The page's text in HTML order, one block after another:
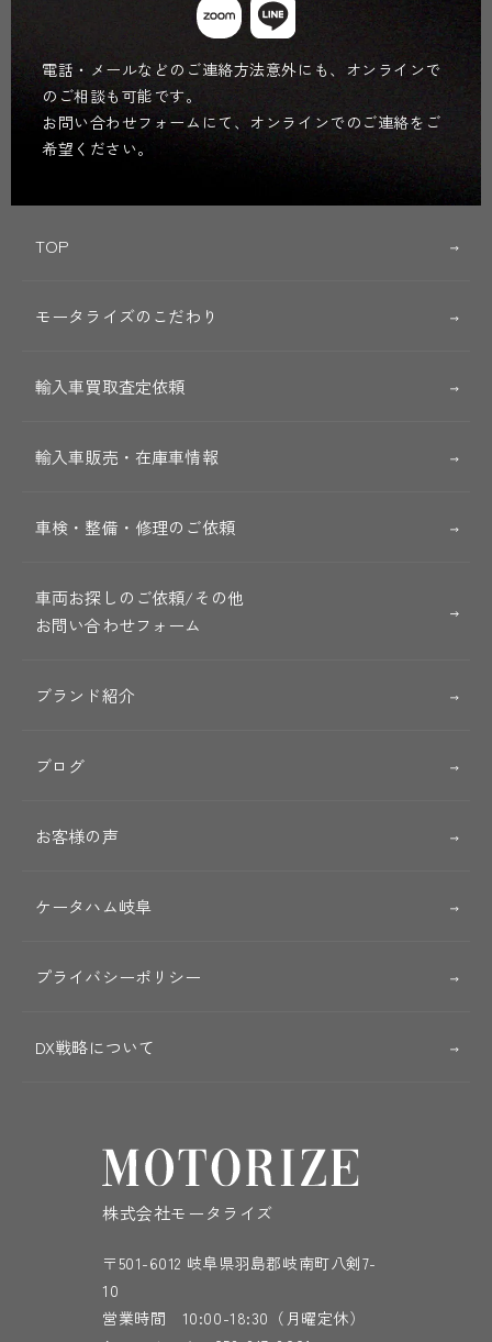
電話・メールなどのご連絡方法意外にも、オンラインで
のご相談も可能です。
お問い合わせフォームにて、オンラインでのご連絡をご
希望ください。
TOP
モータライズのこだわり
輸入車買取査定依頼
輸入車販売・在庫車情報
車検・整備・修理のご依頼
車両お探しのご依頼/その他
お問い合わせフォーム
ブランド紹介
ブログ
お客様の声
ケータハム岐阜
プライバシーポリシー
DX戦略について
株式会社モータライズ
〒501-6012 岐阜県羽島郡岐南町八剣7-
10
営業時間 10:00-18:30（月曜定休）